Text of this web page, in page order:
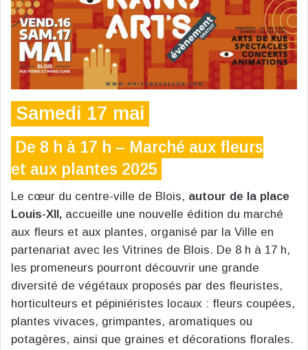
Samedi 17 mai
De 8 h à 17 h – Marché aux fleurs
et aux plantes 2025
Le cœur du centre-ville de Blois, autour de la place
Louis-XII, accueille une nouvelle édition du marché
aux fleurs et aux plantes, organisé par la Ville en
partenariat avec les Vitrines de Blois. De 8 h à 17 h,
les promeneurs pourront découvrir une grande
diversité de végétaux proposés par des fleuristes,
horticulteurs et pépiniéristes locaux : fleurs coupées,
plantes vivaces, grimpantes, aromatiques ou
potagères, ainsi que graines et décorations florales.